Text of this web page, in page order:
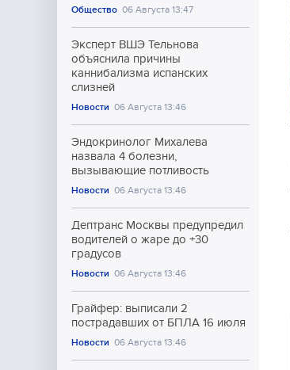
Общество 06 Августа 13:47
Эксперт ВШЭ Тельнова
объяснила причины
каннибализма испанских
слизней
Новости 06 Августа 13:46
Эндокринолог Михалева
назвала 4 болезни,
вызывающие потливость
Новости 06 Августа 13:46
Дептранс Москвы предупредил
водителей о жаре до +30
градусов
Новости 06 Августа 13:46
Грайфер: выписали 2
пострадавших от БПЛА 16 июля
Новости 06 Августа 13:46